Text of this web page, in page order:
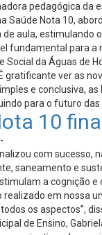
pedagógica da
Saúde Nota 10,
aula, estimulando
fundamental para
Social da Águas de
gratificante ver as
e conclusiva,
para o futuro
10
com sucesso,
saneamento e
a cognição e
realizado em nossa
os aspectos”,
de Ensino,